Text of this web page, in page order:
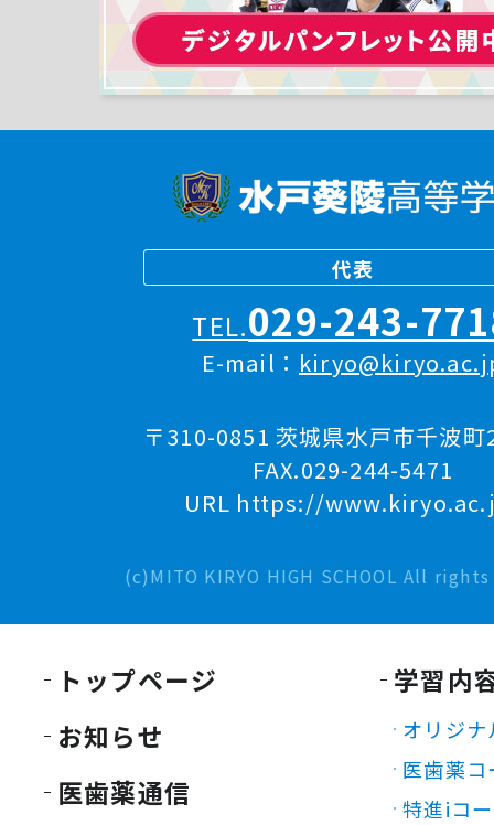
代表
TEL.029-243-
E-mail：
〒310-0851 茨城県水戸市千波
FAX.029-244-5471
URL https://
(c)MITO KIRYO HIGH SCHOOL All
トップページ
お知らせ
医歯薬通信
学習内
オリジ
医歯薬コ
特進iコ